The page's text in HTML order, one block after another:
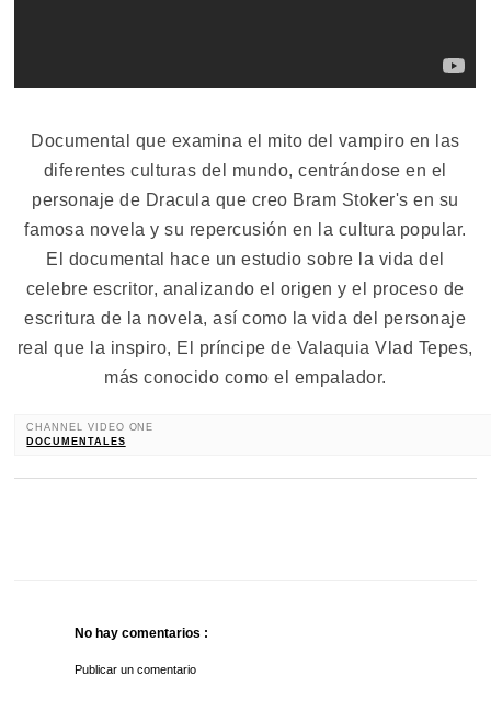
Documental que examina el mito del vampiro en las
diferentes culturas del mundo, centrándose en el
personaje de Dracula que creo Bram Stoker's en su
famosa novela y su repercusión en la cultura popular.
El documental hace un estudio sobre la vida del
celebre escritor, analizando el origen y el proceso de
escritura de la novela, así como la vida del personaje
real que la inspiro, El príncipe de Valaquia Vlad Tepes,
más conocido como el empalador.
CHANNEL VIDEO ONE
DOCUMENTALES
No hay comentarios :
Publicar un comentario